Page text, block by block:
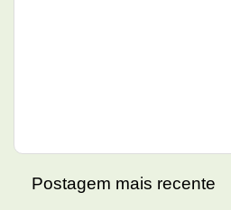
Postagem mais recente